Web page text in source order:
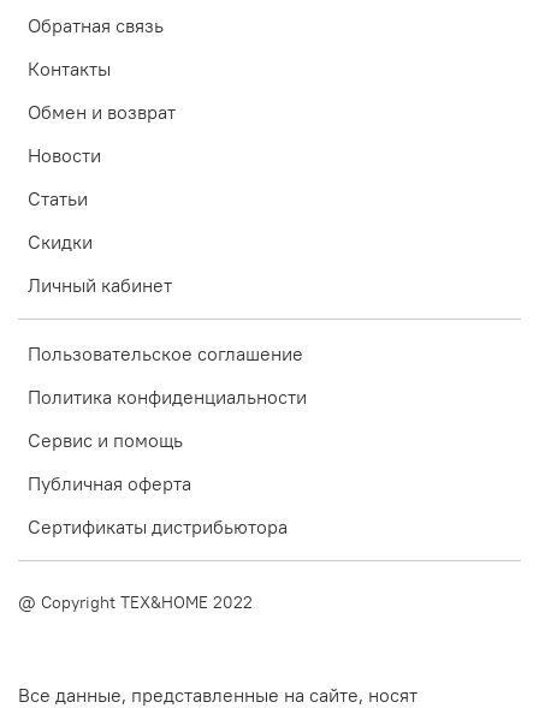
Обратная связь
Контакты
Обмен и возврат
Новости
Статьи
Скидки
Личный кабинет
Пользовательское соглашение
Политика конфиденциальности
Сервис и помощь
Публичная оферта
Сертификаты дистрибьютора
@ Copyright TEX&HOME 2022
Все данные, представленные на сайте, носят